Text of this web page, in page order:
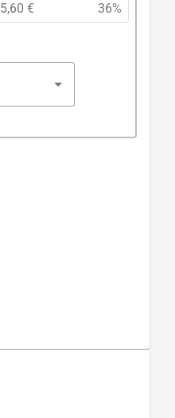
5,60 € 36%